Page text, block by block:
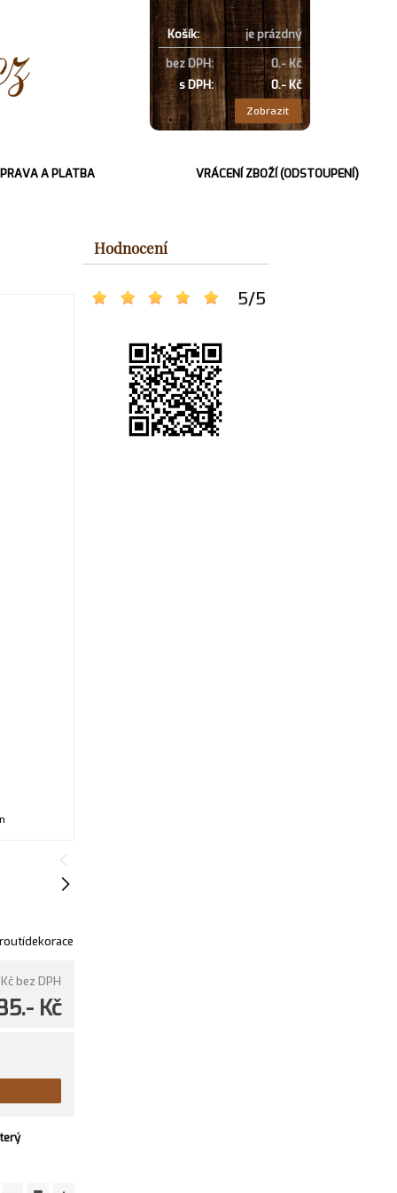
Košík:
je prázdný
bez DPH:
0.- Kč
s DPH:
0.- Kč
Zobrazit
A PLATBA VRÁCENÍ ZBOŽÍ (ODSTOUPENÍ)
Hodnocení
5/5
bez DPH
Kč